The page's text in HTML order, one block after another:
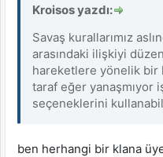
Kroisos yazdı:
Savaş kurallarımız
arasındaki ilişkiyi
hareketlere yönelik bir
taraf eğer yanaşmıyor
seçeneklerini
ben herhangi bir klana